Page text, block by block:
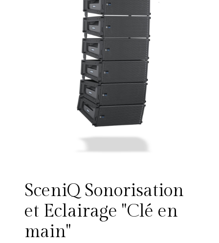
SceniQ Sonorisation
et Eclairage ''Clé en
main''